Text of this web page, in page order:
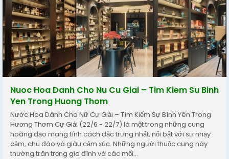
Nuoc Hoa Danh Cho Nu Cu Giai – Tim Kiem Su Binh
Yen Trong Huong Thom
Nước Hoa Dành Cho Nữ Cự Giải – Tìm Kiếm Sự Bình Yên Trong
Hương Thơm Cự Giải (22/6 - 22/7) là một trong những cung
hoàng đạo mang tính cách đặc trưng nhất, nổi bật với sự nhạy
cảm, chu đáo và giàu cảm xúc. Những người thuộc cung này
thường trân trọng gia đình và các mối...